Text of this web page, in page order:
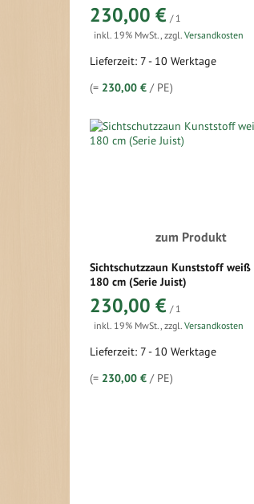
230,00 € / 1
inkl. 19% MwSt., zzgl. Versandkosten
Lieferzeit: 7 - 10 Werktage
(= 230,00 € / PE)
zum Produkt
Sichtschutzzaun Kunststoff weiß
180 cm (Serie Juist)
230,00 € / 1
inkl. 19% MwSt., zzgl. Versandkosten
Lieferzeit: 7 - 10 Werktage
(= 230,00 € / PE)